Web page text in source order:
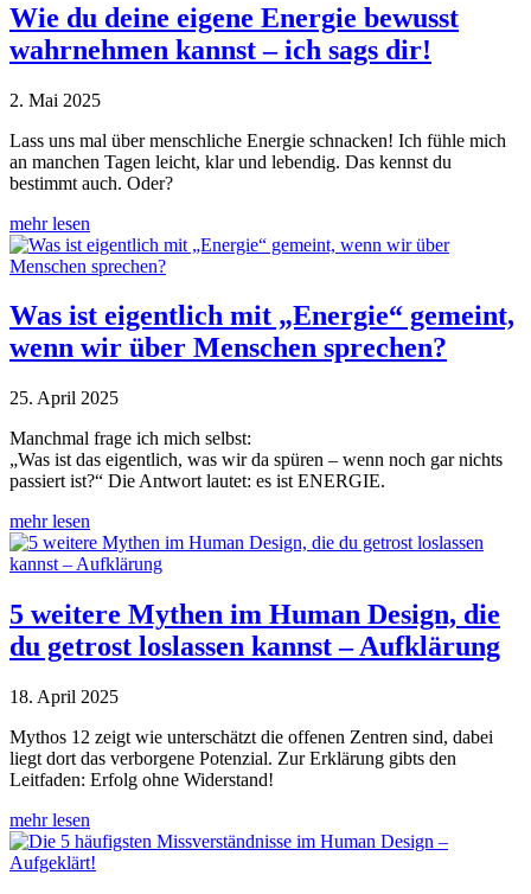
Wie du deine eigene Energie bewusst
wahrnehmen kannst – ich sags dir!
2. Mai 2025
Lass uns mal über menschliche Energie schnacken! Ich fühle mich
an manchen Tagen leicht, klar und lebendig. Das kennst du
bestimmt auch. Oder?
mehr lesen
Was ist eigentlich mit „Energie“ gemeint,
wenn wir über Menschen sprechen?
25. April 2025
Manchmal frage ich mich selbst:
„Was ist das eigentlich, was wir da spüren – wenn noch gar nichts
passiert ist?“ Die Antwort lautet: es ist ENERGIE.
mehr lesen
5 weitere Mythen im Human Design, die
du getrost loslassen kannst – Aufklärung
18. April 2025
Mythos 12 zeigt wie unterschätzt die offenen Zentren sind, dabei
liegt dort das verborgene Potenzial. Zur Erklärung gibts den
Leitfaden: Erfolg ohne Widerstand!
mehr lesen